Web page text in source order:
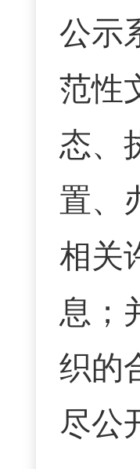
公示
范性
态、
置、
相关
息；
织的
尽公